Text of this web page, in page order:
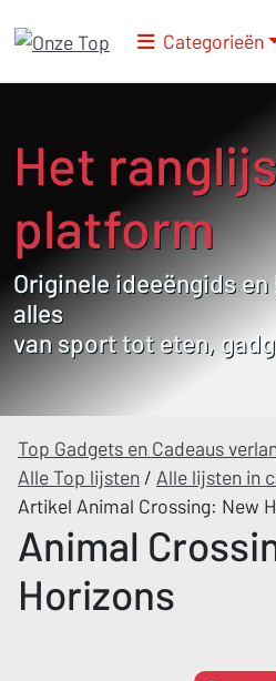
Categorieën
Het
platform
Originele ideeëngids
alles
van sport tot eten,
Top Gadgets en Cadeaus
Alle Top lijsten / Alle lijsten in
Artikel Animal Crossing: New
Animal
Horizons